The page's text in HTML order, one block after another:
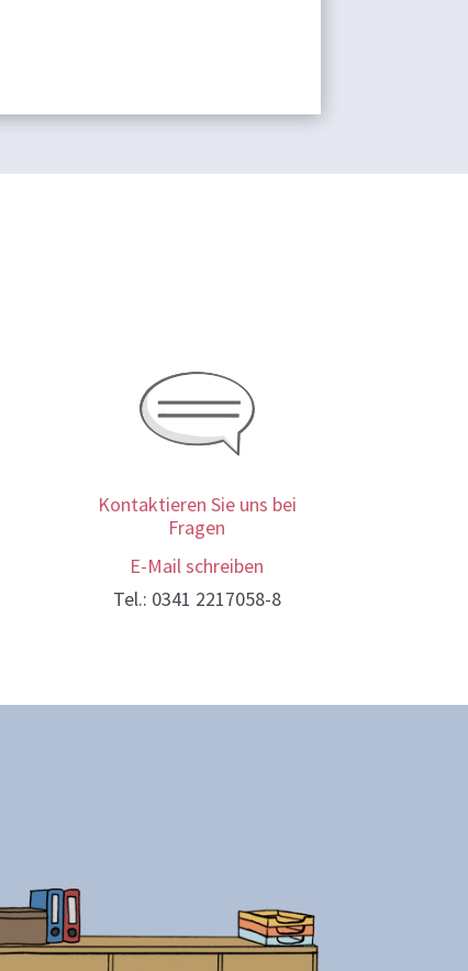
Kontaktieren Sie uns bei
Fragen
E-Mail schreiben
Tel.: 0341 2217058-8